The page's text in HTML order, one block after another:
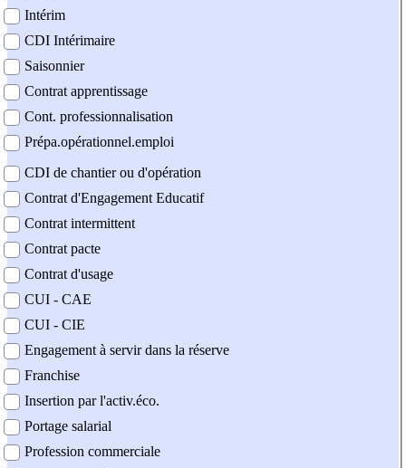
Intérim
CDI Intérimaire
Saisonnier
Contrat apprentissage
Cont. professionnalisation
Prépa.opérationnel.emploi
CDI de chantier ou d'opération
Contrat d'Engagement Educatif
Contrat intermittent
Contrat pacte
Contrat d'usage
CUI - CAE
CUI - CIE
Engagement à servir dans la réserve
Franchise
Insertion par l'activ.éco.
Portage salarial
Profession commerciale